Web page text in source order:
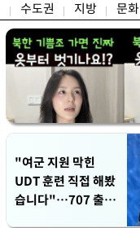
수도권 지방 문화
"여군 지원 막힌
UDT 훈련 직접 해봤
습니다"…707 출신